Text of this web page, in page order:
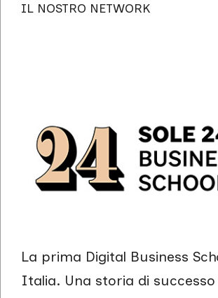
IL NOSTRO NETWORK
La prima Digital Business
Italia. Una storia di successo